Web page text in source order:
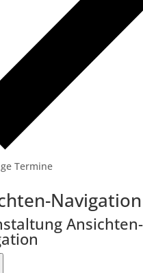
Termine
Navigation
Ansichten-